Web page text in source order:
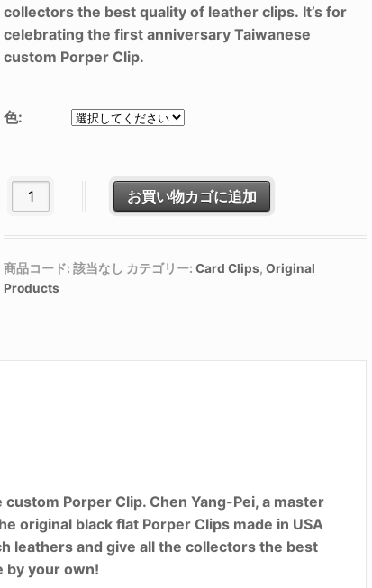
collectors the best quality of leather clips. It’s for
celebrating the first anniversary Taiwanese
custom Porper Clip.
色:
Dragon Clip (Limited Rathalos Edition)個
お買い物カゴに追加
商品コード: 該当なし カテゴリー: Card Clips, Original
Products
Porper Clip. Chen Yang-Pei, a master
original black flat Porper Clips made in USA
leathers and give all the collectors the best
by your own!